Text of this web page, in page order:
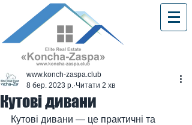
Кутові дивани
www.konch-zaspa.club
8 бер. 2023 р. Читати 2 хв
Кутові дивани — це практичні та